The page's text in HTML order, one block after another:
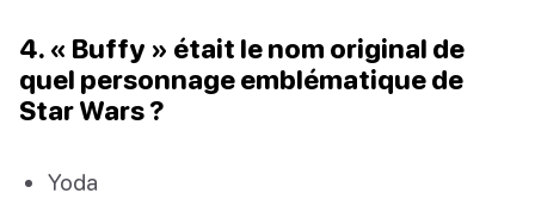
4. « Buffy » était le nom original de
quel personnage emblématique de
Star Wars ?
Yoda